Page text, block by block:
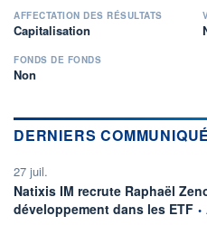
AFFECTATION DES RÉSULTATS
Capitalisation
FONDS DE FONDS
Non
DERNIERS
27 juil.
Natixis IM recrute Raphaël
développement dans les ETF •